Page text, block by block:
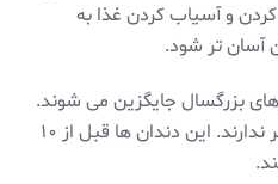
و آسیاب کردن غذا به
آسان تر شود.
بزرگسال جایگزین می شوند.
نوزادان و کودکان خردسال پرمولر ندارند. این دندان ها قبل از ۱۰